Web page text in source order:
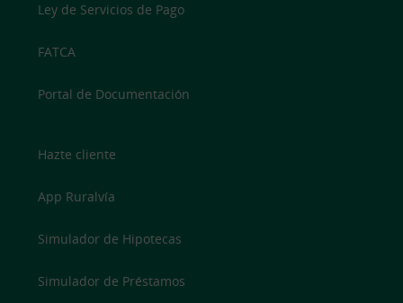
Ley de Servicios de Pago
FATCA
Portal de Documentación
Hazte cliente
App Ruralvía
Simulador de Hipotecas
Simulador de Préstamos